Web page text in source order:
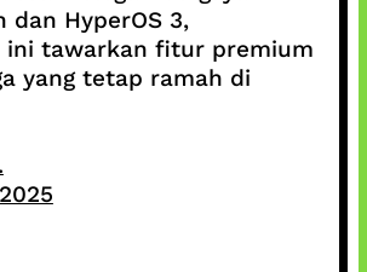
dan HyperOS 3,
tawarkan fitur premium
yang tetap ramah di